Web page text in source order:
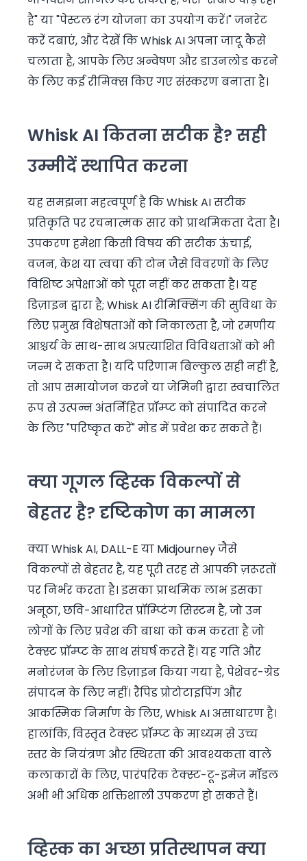
है" या "पेस्टल रंग योजना का उपयोग करें।" जनरेट
करें दबाएं, और देखें कि Whisk AI अपना जादू कैसे
चलाता है, आपके लिए अन्वेषण और डाउनलोड करने
के लिए कई रीमिक्स किए गए संस्करण बनाता है।
Whisk AI कितना सटीक है? सही
उम्मीदें स्थापित करना
यह समझना महत्वपूर्ण है कि Whisk AI सटीक
प्रतिकृति पर रचनात्मक सार को प्राथमिकता देता है।
उपकरण हमेशा किसी विषय की सटीक ऊंचाई,
वजन, केश या त्वचा की टोन जैसे विवरणों के लिए
विशिष्ट अपेक्षाओं को पूरा नहीं कर सकता है। यह
डिज़ाइन द्वारा है; Whisk AI रीमिक्सिंग की सुविधा के
लिए प्रमुख विशेषताओं को निकालता है, जो रमणीय
आश्चर्य के साथ-साथ अप्रत्याशित विविधताओं को भी
जन्म दे सकता है। यदि परिणाम बिल्कुल सही नहीं है,
तो आप समायोजन करने या जेमिनी द्वारा स्वचालित
रूप से उत्पन्न अंतर्निहित प्रॉम्प्ट को संपादित करने
के लिए "परिष्कृत करें" मोड में प्रवेश कर सकते हैं।
क्या गूगल व्हिस्क विकल्पों से
बेहतर है? दृष्टिकोण का मामला
क्या Whisk AI, DALL-E या Midjourney जैसे
विकल्पों से बेहतर है, यह पूरी तरह से आपकी ज़रूरतों
पर निर्भर करता है। इसका प्राथमिक लाभ इसका
अनूठा, छवि-आधारित प्रॉम्प्टिंग सिस्टम है, जो उन
लोगों के लिए प्रवेश की बाधा को कम करता है जो
टेक्स्ट प्रॉम्प्ट के साथ संघर्ष करते हैं। यह गति और
मनोरंजन के लिए डिज़ाइन किया गया है, पेशेवर-ग्रेड
संपादन के लिए नहीं। रैपिड प्रोटोटाइपिंग और
आकस्मिक निर्माण के लिए, Whisk AI असाधारण है।
हालांकि, विस्तृत टेक्स्ट प्रॉम्प्ट के माध्यम से उच्च
स्तर के नियंत्रण और स्थिरता की आवश्यकता वाले
कलाकारों के लिए, पारंपरिक टेक्स्ट-टू-इमेज मॉडल
अभी भी अधिक शक्तिशाली उपकरण हो सकते हैं।
व्हिस्क का अच्छा प्रतिस्थापन क्या